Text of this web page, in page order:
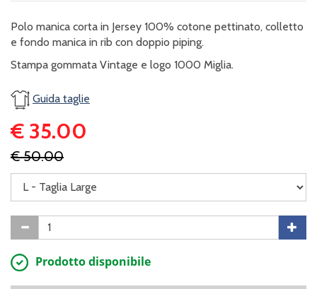
Polo manica corta in Jersey 100% cotone pettinato, colletto
e fondo manica in rib con doppio piping.
Stampa gommata Vintage e logo 1000 Miglia.
Guida taglie
€ 35.00
€ 50.00
Prodotto disponibile